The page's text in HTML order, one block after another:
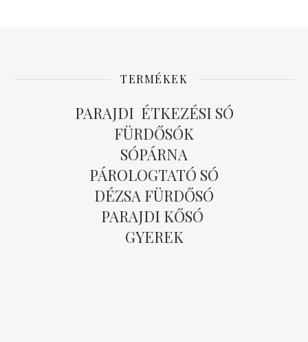
TERMÉKEK
PARAJDI ÉTKEZÉSI SÓ
FÜRDŐSÓK
SÓPÁRNA
PÁROLOGTATÓ SÓ
DÉZSA FÜRDŐSÓ
PARAJDI KŐSÓ
GYEREK